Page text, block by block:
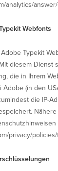
analytics/
Webfonts
Typekit
diesem Dienst
die in Ihrem
(in den
die IP-
privacy/